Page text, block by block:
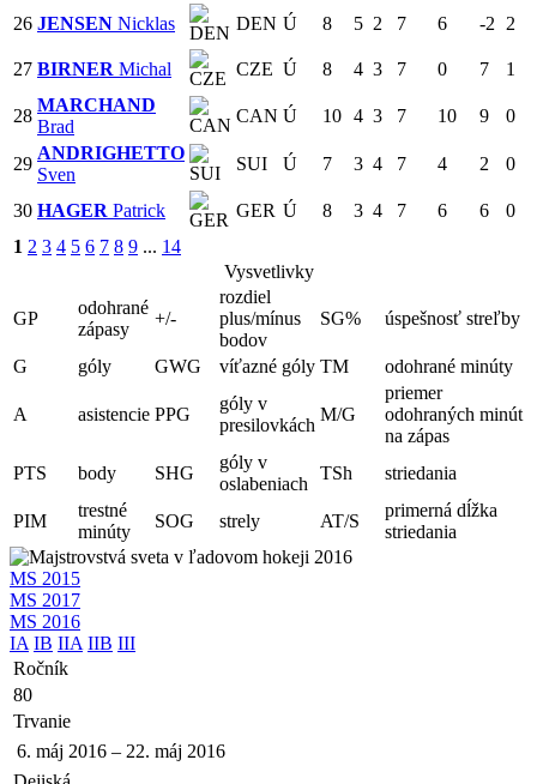
1 2 3 4 5 6 7 8 9 ... 14
26 JENSEN Nicklas DEN Ú 8 5 2 7 6 -2 2
27 BIRNER Michal CZE Ú 8 4 3 7 0 7 1
28
MARCHAND
Brad
CAN Ú 10 4 3 7 10 9 0
29
ANDRIGHETTO
Sven
SUI Ú 7 3 4 7 4 2 0
30 HAGER Patrick GER Ú 8 3 4 7 6 6 0
Vysvetlivky
GP
odohrané
zápasy
+/-
rozdiel
plus/mínus
bodov
SG% úspešnosť streľby
G góly GWG víťazné góly TM odohrané minúty
A asistencie PPG
góly v
presilovkách
M/G
priemer
odohraných minút
na zápas
PTS
body SHG
góly v
oslabeniach
TSh striedania
PIM
trestné
minúty
SOG strely AT/S
primerná dĺžka
striedania
MS 2015
MS 2017
MS 2016
IA IB IIA IIB III
Ročník
80
Trvanie
6. máj 2016 – 22. máj 2016